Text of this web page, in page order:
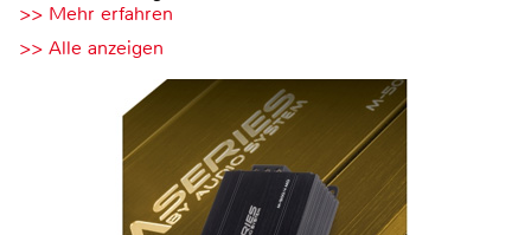
>> Mehr erfahren
>> Alle anzeigen